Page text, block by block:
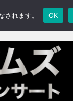
れます。 OK